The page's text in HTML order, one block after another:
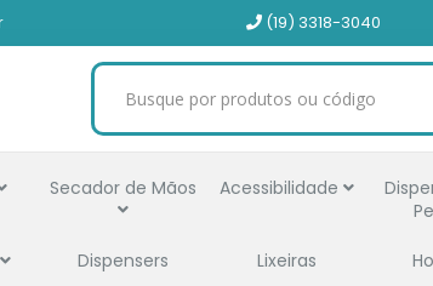
(19) 3318-3040
Secador de Mãos Acessibilidade
Dispensers Lixeiras